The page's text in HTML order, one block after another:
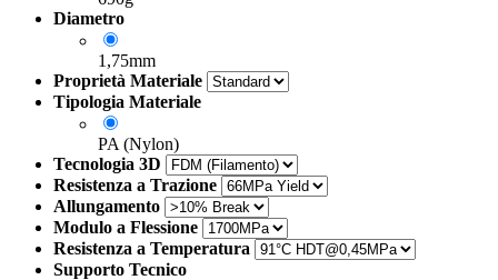
Diametro
1,75mm
Proprietà Materiale
Tipologia Materiale
PA (Nylon)
Tecnologia 3D
Resistenza a Trazione
Allungamento
Modulo a Flessione
Resistenza a Temperatura
Supporto Tecnico